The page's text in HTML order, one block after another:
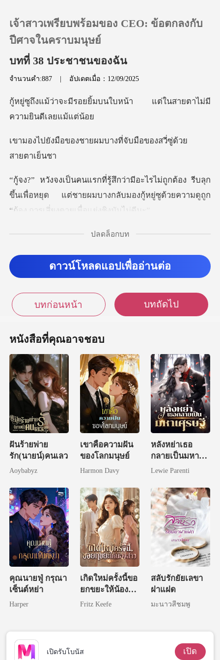
เติมเงิน
ออกจากระบบ
เจ้าสาวเพรียบพร้อมของ CEO: ข้อตกลงกับ
ปีศาจในคราบมนุษย์
บทที่ 38 ประชาชนของฉัน
จำนวนคำ:887 | อัปเดตเมื่อ：12/09/2025
ยิ้มบนใบหน้า แต่ในสายตาไม
ยผมบางที่จับมือของส
รีบลุก
ขึ้นเพื่อหยุด แต่ชายผมบางกลับมองกู้หยู่ซูด้วย
แล้ว แล้ว...”
า
ปลดล็อกบท
ดาวน์โหลดแอปเพื่ออ่านต่อ
บทก่อนหน้า บทถัดไป
หนังสือที่คุณอาจชอบ
ฝันร้ายพ่าย
รัก(นายน์)คนเลว
Aoybabyz
เขาคือความฝัน
ของโลกมนุษย์
Harmon Davy
หลังหย่าเธอ
กลายเป็นมหา
เศรษฐี
Lewie Parenti
คุณนายฟู่ กรุณา
เซ็นต์หย่า
Harper
เกิดใหม่ครั้งนี้ขอ
ยกขยะให้น้อง
สาว
Fritz Keefe
สลับรักยัยเลขา
ฝาแฝด
มะนาวสีชมพู
เปิดรับโบนัส เปิด